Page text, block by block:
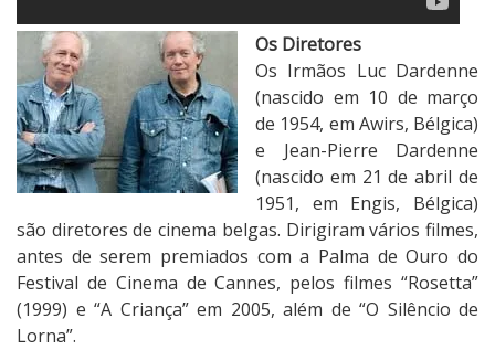
Os Diretores
Os Irmãos Luc Dardenne
(nascido em 10 de março
de 1954, em Awirs, Bélgica)
e Jean-Pierre Dardenne
(nascido em 21 de abril de
1951, em Engis, Bélgica)
são diretores de cinema belgas. Dirigiram vários filmes,
antes de serem premiados com a Palma de Ouro do
Festival de Cinema de Cannes, pelos filmes “Rosetta”
(1999) e “A Criança” em 2005, além de “O Silêncio de
Lorna”.